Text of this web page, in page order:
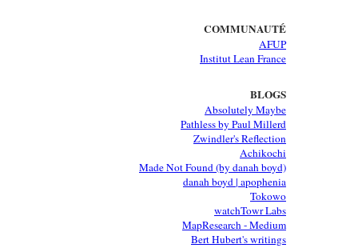
COMMUNAUTÉ
AFUP
Institut Lean France
BLOGS
Absolutely Maybe
Pathless by Paul Millerd
Zwindler's Reflection
Achikochi
Made Not Found (by danah boyd)
danah boyd | apophenia
Tokowo
watchTowr Labs
MapResearch - Medium
Bert Hubert's writings